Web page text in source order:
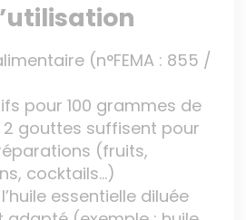
(n°FEMA : 855 /
pour 100 grammes de
2 gouttes suffisent pour
(fruits,
cocktails…)
essentielle diluée